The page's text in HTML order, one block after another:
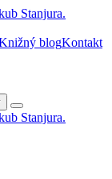
blogKontakt